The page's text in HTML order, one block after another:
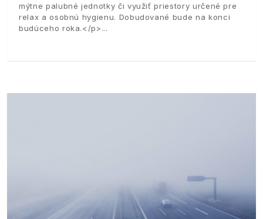
mýtne palubné jednotky či využiť priestory určené pre
relax a osobnú hygienu. Dobudované bude na konci
budúceho roka.</p>